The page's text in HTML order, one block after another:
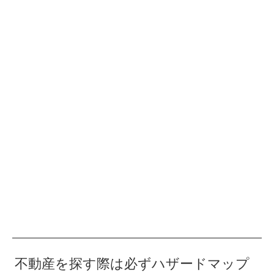
不動産を探す際は必ずハザードマップ